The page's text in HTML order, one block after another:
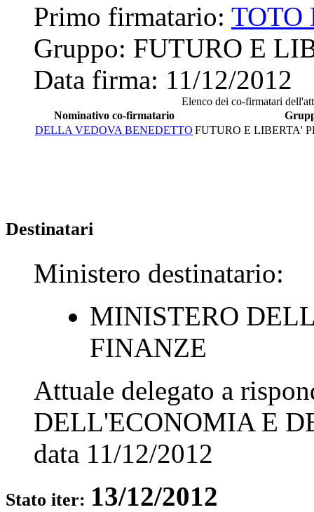
Primo firmatario: TOTO
Gruppo: FUTURO E
Data firma: 11/12/2012
Elenco dei co-firmatari
Nominativo co-firmatario
DELLA VEDOVA BENEDETTO FUTURO E LIBERTA'
Destinatari
Ministero destinatario:
MINISTERO
FINANZE
Attuale delegato a
DELL'ECONOMIA E
data 11/12/2012
Stato iter: 13/12/2012